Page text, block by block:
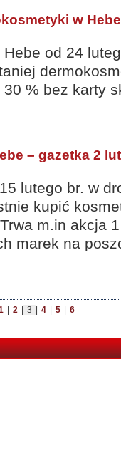
w Hebe
od 24
% bez karty
– gazetka 2
lutego br. w
kupić
m.in akcja
marek na
2 3 4 5 6